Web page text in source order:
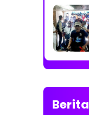
Berita